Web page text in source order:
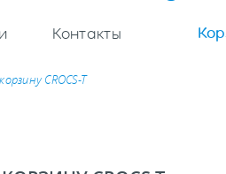
Контакты
CROCS-T